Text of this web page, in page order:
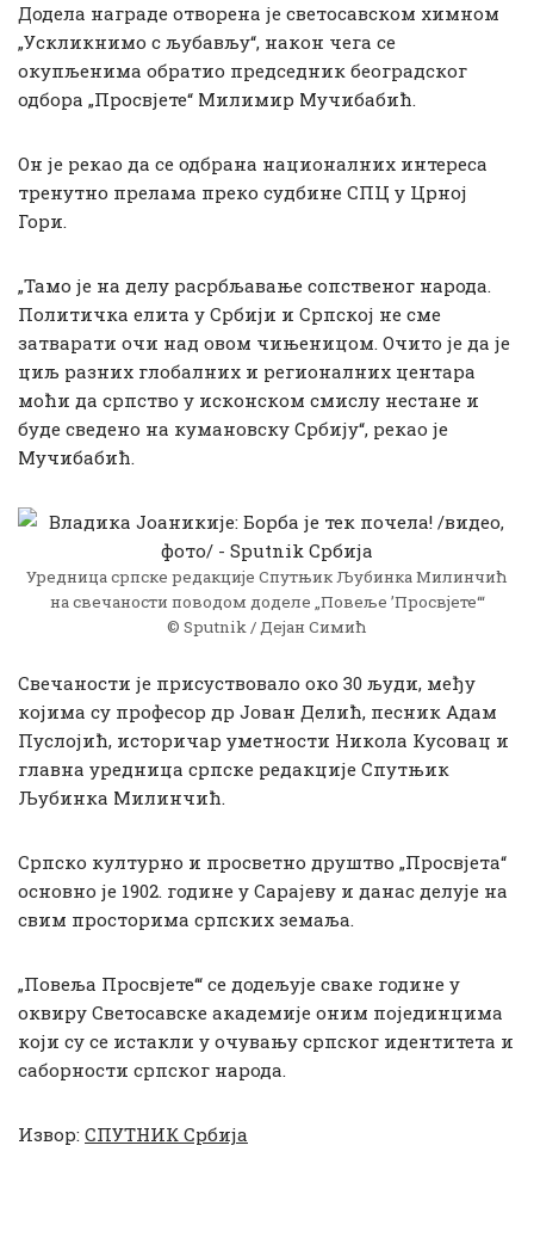
Додела награде отворена је светосавском химном
„Ускликнимо с љубављу“, након чега се
окупљенима обратио председник београдског
одбора „Просвјете“ Милимир Мучибабић.
Он је рекао да се одбрана националних интереса
тренутно прелама преко судбине СПЦ у Црној
Гори.
„Тамо је на делу расрбљавање сопственог народа.
Политичка елита у Србији и Српској не сме
затварати очи над овом чињеницом. Очито је да је
циљ разних глобалних и регионалних центара
моћи да српство у исконском смислу нестане и
буде сведено на кумановску Србију“, рекао је
Мучибабић.
Уредница српске редакције Спутњик Љубинка Милинчић
на свечаности поводом доделе „Повеље ’Просвјете‘“
© Sputnik / Дејан Симић
Свечаности је присуствовало око 30 људи, међу
којима су професор др Јован Делић, песник Адам
Пуслојић, историчар уметности Никола Кусовац и
главна уредница српске редакције Спутњик
Љубинка Милинчић.
Српско културно и просветно друштво „Просвјета“
основно је 1902. године у Сарајеву и данас делује на
свим просторима српских земаља.
„Повеља Просвјете‘“ се додељује сваке године у
оквиру Светосавске академије оним појединцима
који су се истакли у очувању српског идентитета и
саборности српског народа.
Извор: СПУТНИК Србија